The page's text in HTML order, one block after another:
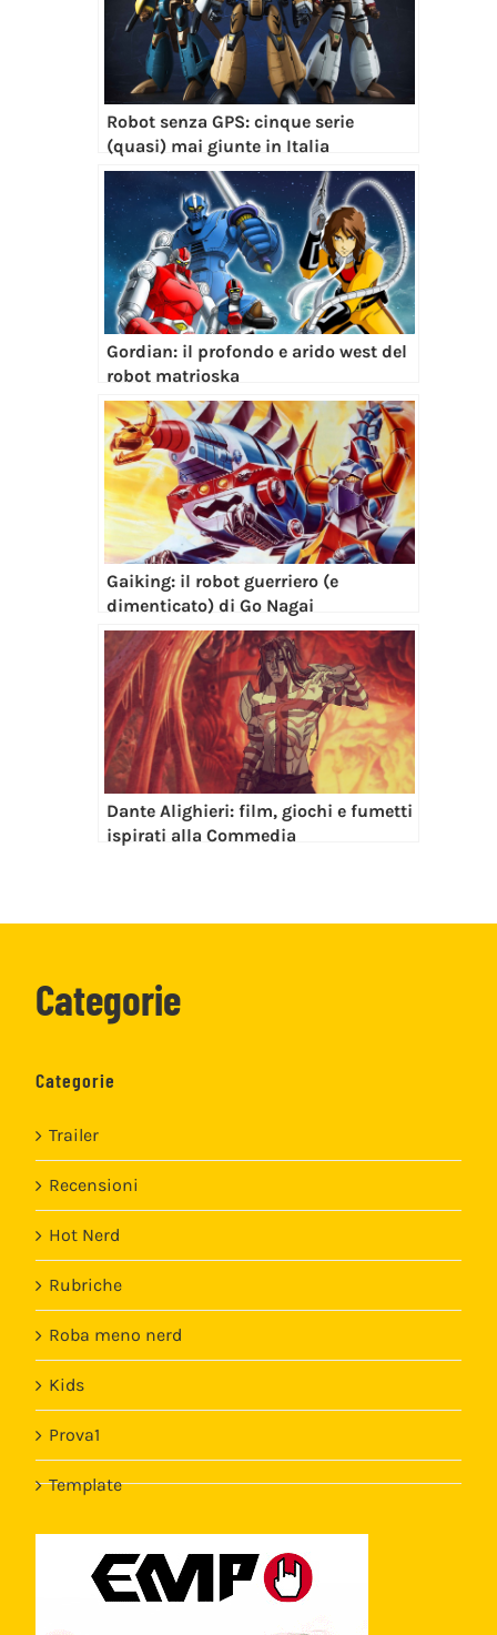
Robot senza GPS: cinque serie
(quasi) mai giunte in Italia
Gordian: il profondo e arido west del
robot matrioska
Gaiking: il robot guerriero (e
dimenticato) di Go Nagai
Dante Alighieri: film, giochi e fumetti
ispirati alla Commedia
Categorie
Categorie
Trailer
Recensioni
Hot Nerd
Rubriche
Roba meno nerd
Kids
Prova1
Template